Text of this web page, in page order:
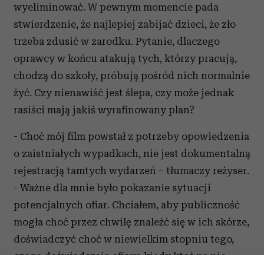
wyeliminować. W pewnym momencie pada
stwierdzenie, że najlepiej zabijać dzieci, że zło
trzeba zdusić w zarodku. Pytanie, dlaczego
oprawcy w końcu atakują tych, którzy pracują,
chodzą do szkoły, próbują pośród nich normalnie
żyć. Czy nienawiść jest ślepa, czy może jednak
rasiści mają jakiś wyrafinowany plan?
- Choć mój film powstał z potrzeby opowiedzenia
o zaistniałych wypadkach, nie jest dokumentalną
rejestracją tamtych wydarzeń – tłumaczy reżyser.
- Ważne dla mnie było pokazanie sytuacji
potencjalnych ofiar. Chciałem, aby publiczność
mogła choć przez chwilę znaleźć się w ich skórze,
doświadczyć choć w niewielkim stopniu tego,